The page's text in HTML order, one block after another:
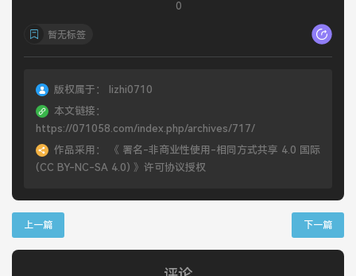
0
暂无标签
版权属于：
lizhi0710
本文链接：
https://071058.com/index.php/archives/717/
作品采用：
《 署名-非商业性使用-相同方式共享 4.0 国际
(CC BY-NC-SA 4.0) 》许可协议授权
上一篇 下一篇